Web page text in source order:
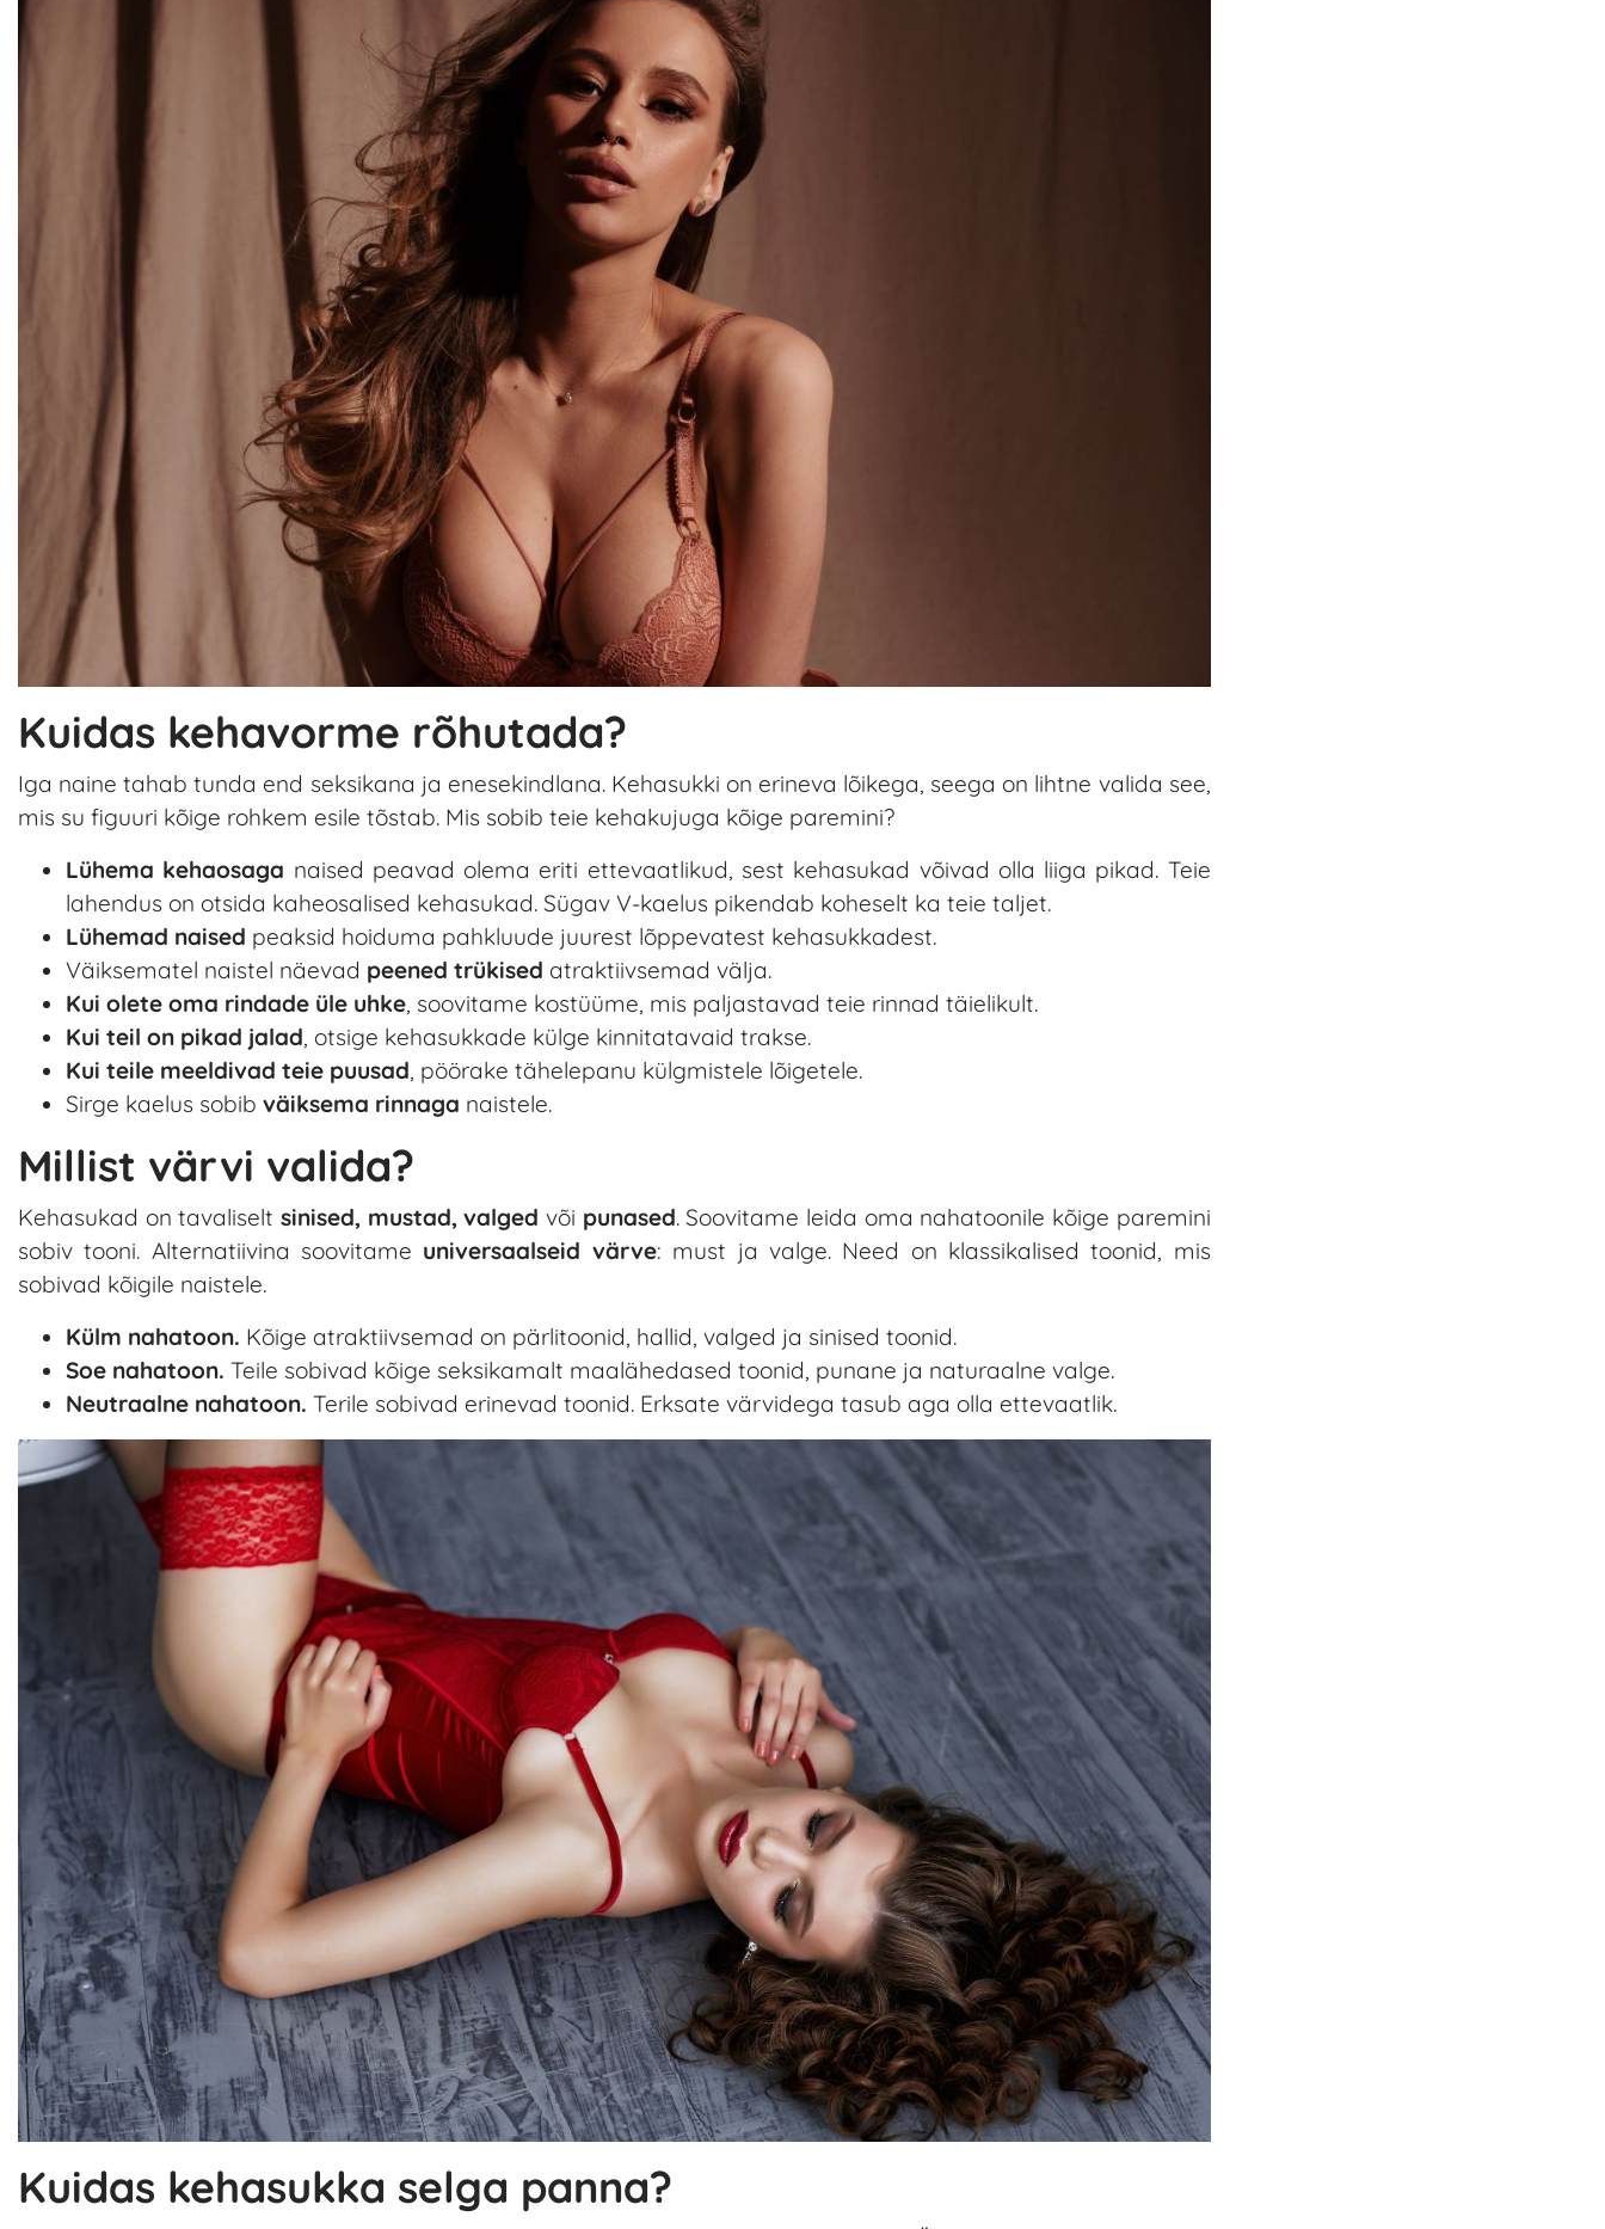
Kuidas kehavorme rõhutada?
Iga naine tahab tunda end seksikana ja enesekindlana. Kehasukki on erineva lõikega, seega on lihtne valida see,
mis su figuuri kõige rohkem esile tõstab. Mis sobib teie kehakujuga kõige paremini?
Lühema kehaosaga naised peavad olema eriti ettevaatlikud, sest kehasukad võivad olla liiga pikad. Teie
lahendus on otsida kaheosalised kehasukad. Sügav V-kaelus pikendab koheselt ka teie taljet.
Lühemad naised peaksid hoiduma pahkluude juurest lõppevatest kehasukkadest.
Väiksematel naistel näevad peened trükised atraktiivsemad välja.
Kui olete oma rindade üle uhke, soovitame kostüüme, mis paljastavad teie rinnad täielikult.
Kui teil on pikad jalad, otsige kehasukkade külge kinnitatavaid trakse.
Kui teile meeldivad teie puusad, pöörake tähelepanu külgmistele lõigetele.
Sirge kaelus sobib väiksema rinnaga naistele.
Millist värvi valida?
Kehasukad on tavaliselt sinised, mustad, valged või punased. Soovitame leida oma nahatoonile kõige paremini
sobiv tooni. Alternatiivina soovitame universaalseid värve: must ja valge. Need on klassikalised toonid, mis
sobivad kõigile naistele.
Külm nahatoon. Kõige atraktiivsemad on pärlitoonid, hallid, valged ja sinised toonid.
Soe nahatoon. Teile sobivad kõige seksikamalt maalähedased toonid, punane ja naturaalne valge.
Neutraalne nahatoon. Terile sobivad erinevad toonid. Erksate värvidega tasub aga olla ettevaatlik.
Kuidas kehasukka selga panna?